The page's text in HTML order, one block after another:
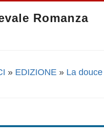
Romanza
» EDIZIONE » La